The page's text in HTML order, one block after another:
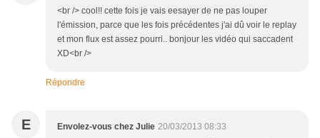
<br /> cool!! cette fois je vais eesayer de ne pas louper
l'émission, parce que les fois précédentes j'ai dû voir le replay
et mon flux est assez pourri.. bonjour les vidéo qui saccadent
XD<br />
Répondre
E Envolez-vous chez Julie 20/03/2013 08:33